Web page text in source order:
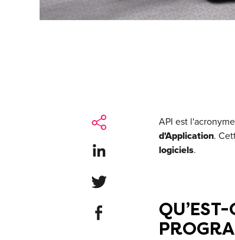
Share on LinkedIn
Share on Twitter
Share on Facebook
API est
d'Application.
logiciels.
QU’EST-